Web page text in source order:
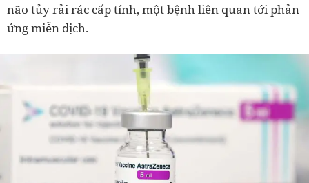
não tủy rải rác cấp tính, một bệnh liên quan tới phản
ứng miễn dịch.